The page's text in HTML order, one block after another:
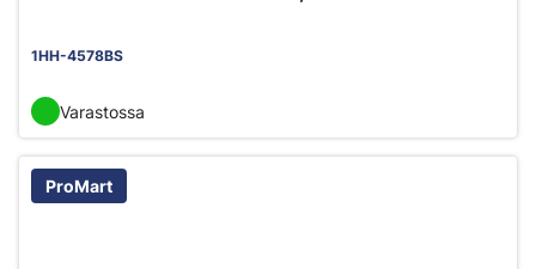
1HH-4578BS
Varastossa
ProMart